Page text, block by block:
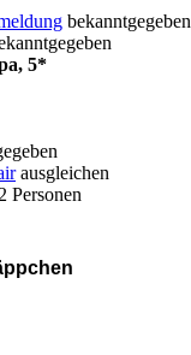
bekanntgegeben
5*
ausgleichen
Personen